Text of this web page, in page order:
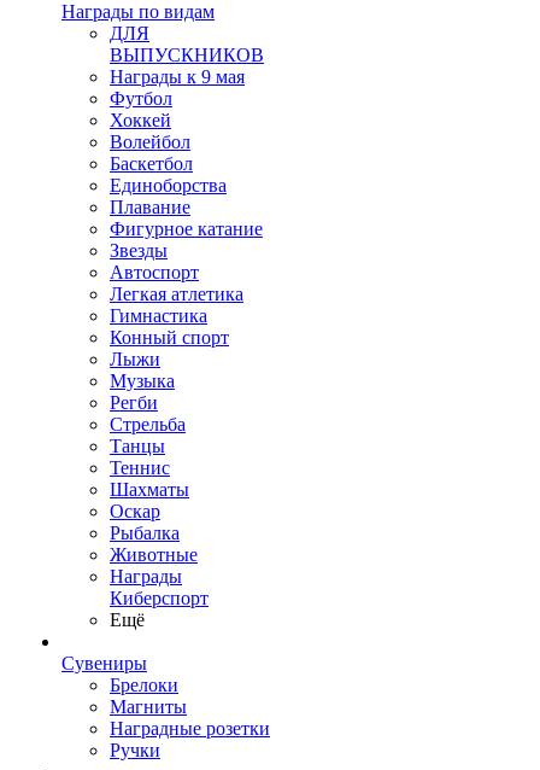
Награды по видам
ДЛЯ
ВЫПУСКНИКОВ
Награды к 9 мая
Футбол
Хоккей
Волейбол
Баскетбол
Единоборства
Плавание
Фигурное катание
Звезды
Автоспорт
Легкая атлетика
Гимнастика
Конный спорт
Лыжи
Музыка
Регби
Стрельба
Танцы
Теннис
Шахматы
Оскар
Рыбалка
Животные
Награды
Киберспорт
Ещё
Сувениры
Брелоки
Магниты
Наградные розетки
Ручки